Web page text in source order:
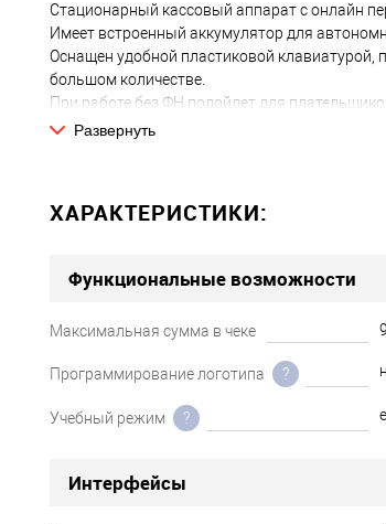
Стационарный кассовый аппарат с онлайн
Имеет встроенный аккумулятор для
Оснащен удобной пластиковой клавиатурой,
большом количестве.
При работе без ФН подойдет для
кассовый аппарат, но возможно он
Развернуть
ХАРАКТЕРИСТИКИ:
Функциональные возможности
Максимальная сумма в чеке
Программирование логотипа ?
Учебный режим ?
Интерфейсы